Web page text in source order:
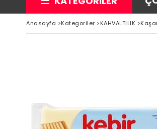
Anasayfa >Kategoriler >KAHVALTILIK >